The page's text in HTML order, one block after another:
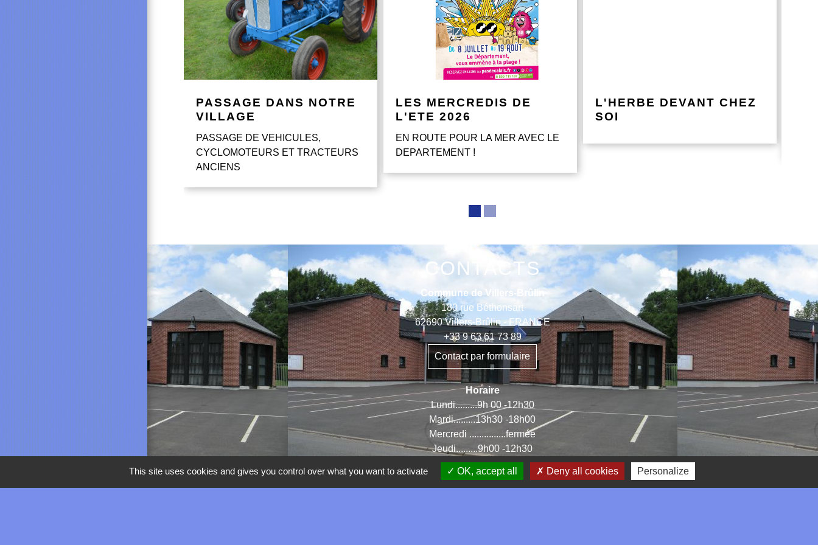
PASSAGE DANS NOTRE
VILLAGE
PASSAGE DE VEHICULES,
CYCLOMOTEURS ET TRACTEURS
ANCIENS
LES MERCREDIS DE
L'ETE 2026
EN ROUTE POUR LA MER AVEC LE
DEPARTEMENT !
L'HERBE DEVANT CHEZ
SOI
CONTACTS
Commune de Villers-Brûlin
180 rue Béthonsart
62690 Villers-Brûlin - FRANCE
+33 9 63 61 73 89
Contact par formulaire
Horaire
Lundi.........9h 00 -12h30
Mardi.........13h30 -18h00
Mercredi ...............fermée
Jeudi.........9h00 -12h30
Vendredi ..13h30 -16h30
This site uses cookies and gives you control over what you want to activate OK, accept all Deny all cookies Personalize